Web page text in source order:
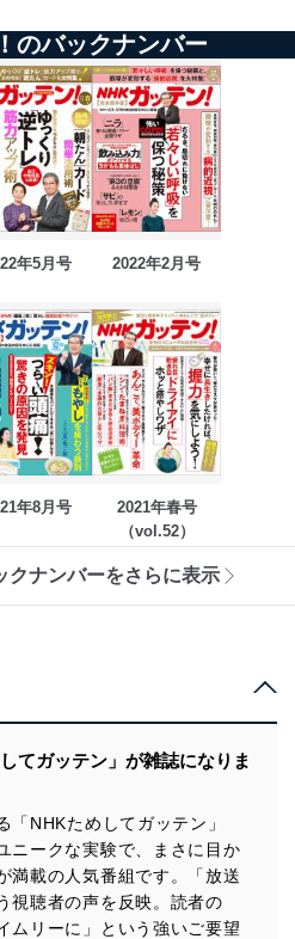
のバックナンバー
年5月号 2022年2月号
年8月号
2021年春号
（vol.52）
クナンバーをさらに表示
てガッテン」が雑誌になりま
NHKためしてガッテン」
ニークな実験で、まさに目か
満載の人気番組です。「放送
視聴者の声を反映。読者の
ムリーに」という強いご要望